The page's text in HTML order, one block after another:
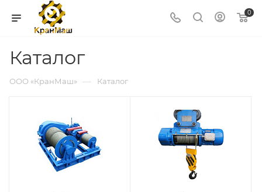
0
Каталог
ООО «КранМаш» — Каталог